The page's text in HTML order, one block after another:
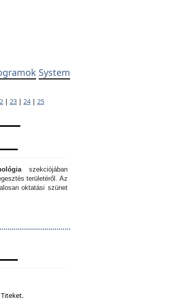
System
| 23 | 24| 25
szekciójában
területéről. Az
oktatási szünet